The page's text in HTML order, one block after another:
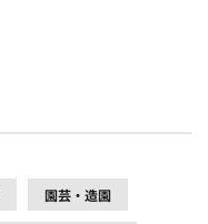
園芸・造園